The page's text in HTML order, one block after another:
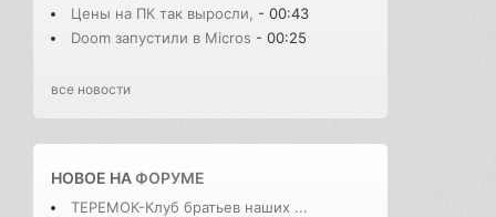
Цены на ПК так выросли,
- 00:43
Doom запустили в Micros - 00:25
все новости
НОВОЕ НАФОРУМЕ
ТЕРЕМОК-Клуб братьев наших ...